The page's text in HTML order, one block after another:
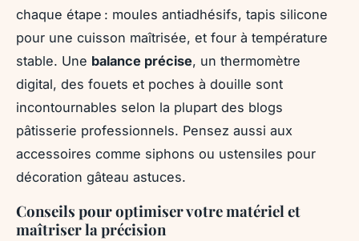
chaque étape : moules antiadhésifs, tapis silicone
pour une cuisson maîtrisée, et four à température
stable. Une balance précise, un thermomètre
digital, des fouets et poches à douille sont
incontournables selon la plupart des blogs
pâtisserie professionnels. Pensez aussi aux
accessoires comme siphons ou ustensiles pour
décoration gâteau astuces.
Conseils pour optimiser votre matériel et
maîtriser la précision